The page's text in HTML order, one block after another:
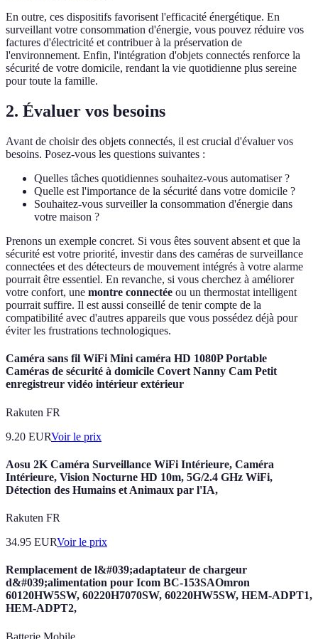
En outre, ces dispositifs favorisent l'efficacité énergétique. En
surveillant votre consommation d'énergie, vous pouvez réduire vos
factures d'électricité et contribuer à la préservation de
l'environnement. Enfin, l'intégration d'objets connectés renforce la
sécurité de votre domicile, rendant la vie quotidienne plus sereine
pour toute la famille.
2. Évaluer vos besoins
Avant de choisir des objets connectés, il est crucial d'évaluer vos
besoins. Posez-vous les questions suivantes :
Quelles tâches quotidiennes souhaitez-vous automatiser ?
Quelle est l'importance de la sécurité dans votre domicile ?
Souhaitez-vous surveiller la consommation d'énergie dans
votre maison ?
Prenons un exemple concret. Si vous êtes souvent absent et que la
sécurité est votre priorité, investir dans des caméras de surveillance
connectées et des détecteurs de mouvement intégrés à votre alarme
pourrait être essentiel. En revanche, si vous cherchez à améliorer
votre confort, une montre connectée ou un thermostat intelligent
pourrait suffire. Il est aussi conseillé de tenir compte de la
compatibilité avec d'autres appareils que vous possédez déjà pour
éviter les frustrations technologiques.
Caméra sans fil WiFi Mini caméra HD 1080P Portable
Caméras de sécurité à domicile Covert Nanny Cam Petit
enregistreur vidéo intérieur extérieur
Rakuten FR
9.20 EURVoir le prix
Aosu 2K Caméra Surveillance WiFi Intérieure, Caméra
Intérieure, Vision Nocturne HD 10m, 5G/2.4 GHz WiFi,
Détection des Humains et Animaux par l'IA,
Rakuten FR
34.95 EURVoir le prix
Remplacement de l&#039;adaptateur de chargeur
d&#039;alimentation pour Icom BC-153SAOmron
60120HW5SW, 60220H7070SW, 60220HW5SW, HEM-ADPT1,
HEM-ADPT2,
Batterie Mobile